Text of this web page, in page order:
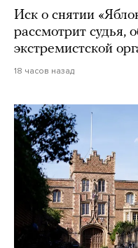
Иск о снятии
рассмотрит
экстремистской
18 часов назад